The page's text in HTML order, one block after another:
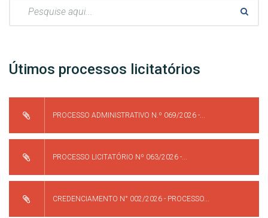
Útimos processos licitatórios
PROCESSO ADMINISTRATIVO N.º 069/2026 -...
PROCESSO LICITATÓRIO Nº 063/2026 -...
CREDENCIAMENTO N° 002/2026 - PROCESSO...